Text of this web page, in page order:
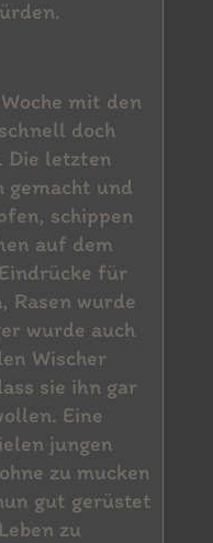
mit den
doch
Die letzten
gemacht und
schippen
auf dem
für
Rasen wurde
wurde auch
Wischer
sie ihn gar
Eine
jungen
zu mucken
gut gerüstet
zu